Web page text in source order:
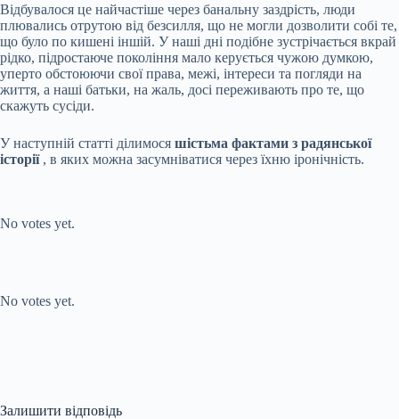
Відбувалося це найчастіше через банальну заздрість, люди
плювались отрутою від безсилля, що не могли дозволити собі те,
що було по кишені іншій. У наші дні подібне зустрічається вкрай
рідко, підростаюче покоління мало керується чужою думкою,
уперто обстоюючи свої права, межі, інтереси та погляди на
життя, а наші батьки, на жаль, досі переживають про те, що
скажуть сусіди.
У наступній статті ділимося шістьма фактами з радянської
історії, в яких можна засумніватися через їхню іронічність.
No votes yet.
No votes yet.
Залишити відповідь